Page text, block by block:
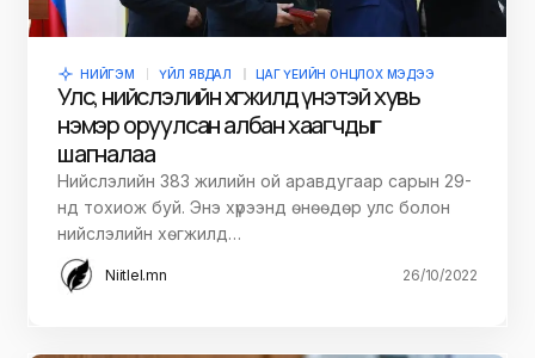
НИЙГЭМ ҮЙЛ ЯВДАЛ ЦАГ ҮЕИЙН ОНЦЛОХ МЭДЭЭ
Улс, нийслэлийн хөгжилд үнэтэй хувь
нэмэр оруулсан албан хаагчдыг
шагналаа
Нийслэлийн 383 жилийн ой аравдугаар сарын 29-
нд тохиож буй. Энэ хүрээнд өнөөдөр улс болон
нийслэлийн хөгжилд…
Niitlel.mn 26/10/2022